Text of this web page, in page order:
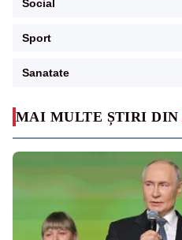
MAI MULTE ȘTIRI DIN
Social
Sport
Sanatate